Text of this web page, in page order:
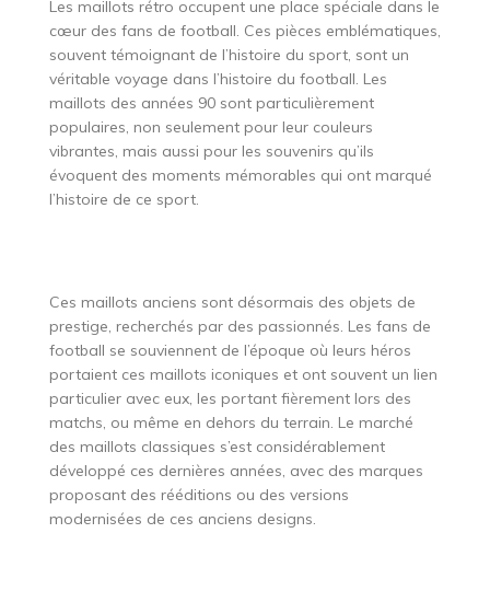
Les maillots rétro occupent une place spéciale dans le
cœur des fans de football. Ces pièces emblématiques,
souvent témoignant de l’histoire du sport, sont un
véritable voyage dans l’histoire du football. Les
maillots des années 90 sont particulièrement
populaires, non seulement pour leur couleurs
vibrantes, mais aussi pour les souvenirs qu’ils
évoquent des moments mémorables qui ont marqué
l’histoire de ce sport.
Ces maillots anciens sont désormais des objets de
prestige, recherchés par des passionnés. Les fans de
football se souviennent de l’époque où leurs héros
portaient ces maillots iconiques et ont souvent un lien
particulier avec eux, les portant fièrement lors des
matchs, ou même en dehors du terrain. Le marché
des maillots classiques s’est considérablement
développé ces dernières années, avec des marques
proposant des rééditions ou des versions
modernisées de ces anciens designs.